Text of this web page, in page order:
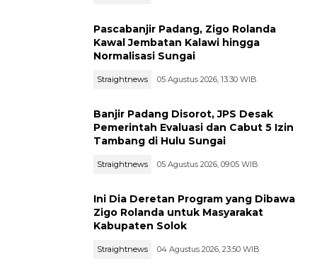
Pascabanjir Padang, Zigo Rolanda
Kawal Jembatan Kalawi hingga
Normalisasi Sungai
Straightnews 05 Agustus 2026, 13:30 WIB
Banjir Padang Disorot, JPS Desak
Pemerintah Evaluasi dan Cabut 5 Izin
Tambang di Hulu Sungai
Straightnews 05 Agustus 2026, 09:05 WIB
Ini Dia Deretan Program yang Dibawa
Zigo Rolanda untuk Masyarakat
Kabupaten Solok
Straightnews 04 Agustus 2026, 23:50 WIB